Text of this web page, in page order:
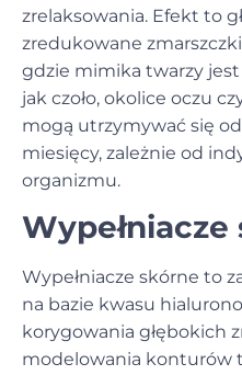
zrelaksowania. Efekt to
zredukowane
gdzie mimika twarzy
jak czoło, okolice oczu
mogą utrzymywać się
miesięcy, zależnie od
organizmu.
Wypełniacze
Wypełniacze skórne to
na bazie kwasu
korygowania głębokich
modelowania konturów